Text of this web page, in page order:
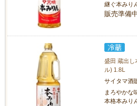
継ぐ本みり
販売準備
盛田 蔵出し
ル) 1.8L
サイタマ酒
まろやかな
本格本みり